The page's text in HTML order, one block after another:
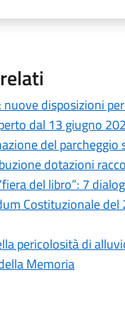
nuove disposizioni
dal 13 giugno
del
dotazioni
del libro”: 7
Costituzionale
pericolosità di
Memoria